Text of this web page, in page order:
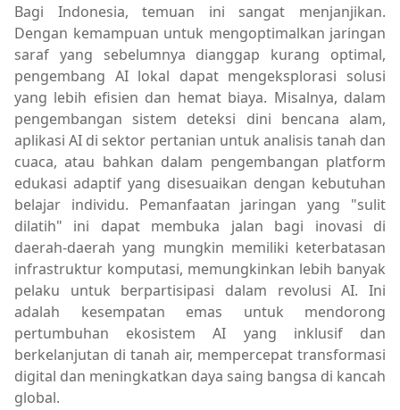
Bagi Indonesia, temuan ini sangat menjanjikan.
Dengan kemampuan untuk mengoptimalkan jaringan
saraf yang sebelumnya dianggap kurang optimal,
pengembang AI lokal dapat mengeksplorasi solusi
yang lebih efisien dan hemat biaya. Misalnya, dalam
pengembangan sistem deteksi dini bencana alam,
aplikasi AI di sektor pertanian untuk analisis tanah dan
cuaca, atau bahkan dalam pengembangan platform
edukasi adaptif yang disesuaikan dengan kebutuhan
belajar individu. Pemanfaatan jaringan yang "sulit
dilatih" ini dapat membuka jalan bagi inovasi di
daerah-daerah yang mungkin memiliki keterbatasan
infrastruktur komputasi, memungkinkan lebih banyak
pelaku untuk berpartisipasi dalam revolusi AI. Ini
adalah kesempatan emas untuk mendorong
pertumbuhan ekosistem AI yang inklusif dan
berkelanjutan di tanah air, mempercepat transformasi
digital dan meningkatkan daya saing bangsa di kancah
global.